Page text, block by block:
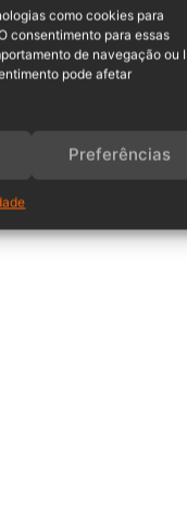
como cookies para
consentimento para essas
de navegação ou
pode afetar
Preferências
novas